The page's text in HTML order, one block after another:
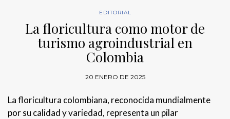
EDITORIAL
La floricultura como motor de
turismo agroindustrial en
Colombia
20 ENERO DE 2025
La floricultura colombiana, reconocida mundialmente
por su calidad y variedad, representa un pilar